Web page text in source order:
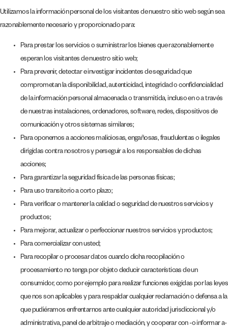
Utilizamos la información personal de los visitantes de nuestro sitio web según sea
razonablemente necesario y proporcionado para:
Para prestar los servicios o suministrar los bienes que razonablemente
esperan los visitantes de nuestro sitio web;
Para prevenir, detectar e investigar incidentes de seguridad que
comprometan la disponibilidad, autenticidad, integridad o confidencialidad
de la información personal almacenada o transmitida, incluso en o a través
de nuestras instalaciones, ordenadores, software, redes, dispositivos de
comunicación y otros sistemas similares;
Para oponernos a acciones maliciosas, engañosas, fraudulentas o ilegales
dirigidas contra nosotros y perseguir a los responsables de dichas
acciones;
Para garantizar la seguridad física de las personas físicas;
Para uso transitorio a corto plazo;
Para verificar o mantener la calidad o seguridad de nuestros servicios y
productos;
Para mejorar, actualizar o perfeccionar nuestros servicios y productos;
Para comercializar con usted;
Para recopilar o procesar datos cuando dicha recopilación o
procesamiento no tenga por objeto deducir características de un
consumidor, como por ejemplo para realizar funciones exigidas por las leyes
que nos son aplicables y para respaldar cualquier reclamación o defensa a la
que pudiéramos enfrentarnos ante cualquier autoridad jurisdiccional y/o
administrativa, panel de arbitraje o mediación, y cooperar con -o informar a-